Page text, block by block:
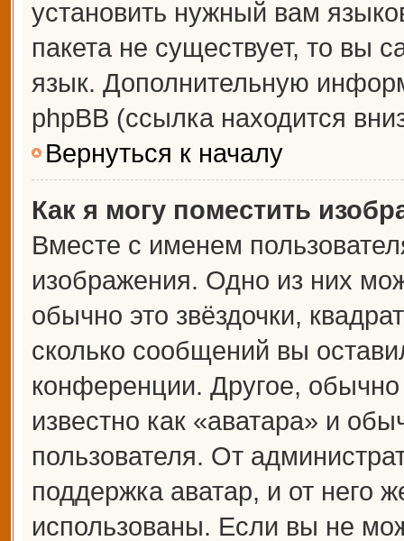
установить нужный вам
пакета не существует, то вы
язык. Дополнительную
phpBB (ссылка находится
Вернуться к началу
Как я могу поместить
Вместе с именем
изображения. Одно из них
обычно это звёздочки,
сколько сообщений вы
конференции. Другое,
известно как «аватара» и
пользователя. От
поддержка аватар, и от него
использованы. Если вы не